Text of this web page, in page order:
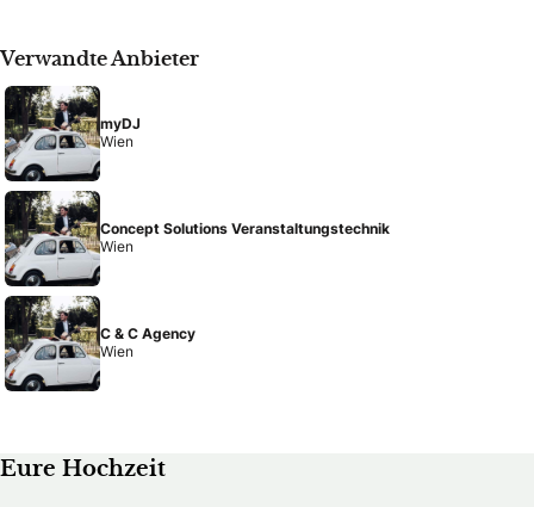
Verwandte Anbieter
myDJ
Wien
Concept Solutions Veranstaltungstechnik
Wien
C & C Agency
Wien
Eure Hochzeit